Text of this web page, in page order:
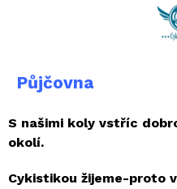
Půjčovna
S našimi koly vstříc
okolí.
Cykistikou žijeme-proto